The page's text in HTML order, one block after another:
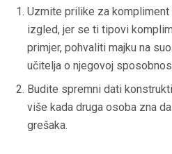
Uzmite prilike za kompliment
izgled, jer se ti tipovi
primjer, pohvaliti majku na
učitelja o njegovoj
Budite spremni dati
više kada druga osoba zna
grešaka.